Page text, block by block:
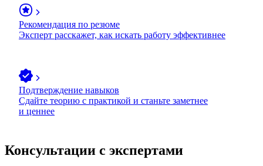
Рекомендация по резюме
Эксперт расскажет, как искать работу эффективнее
Подтверждение навыков
Сдайте теорию с практикой и станьте заметнее
и ценнее
Консультации с экспертами